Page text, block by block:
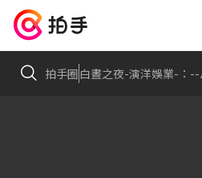
拍手圈白晝之夜-演洋娛業-：--